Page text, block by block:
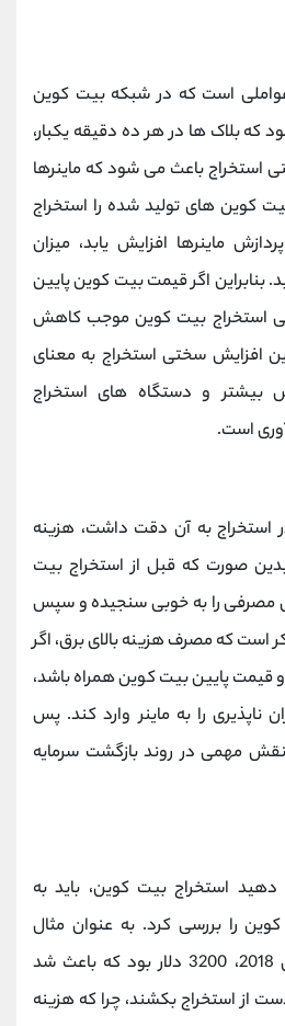
است که در شبکه بیت کوین
بلاک ها در هر ده دقیقه یکبار،
استخراج باعث می شود که ماینرها
کوین های تولید شده را استخراج
ماینرها افزایش یابد، میزان
بنابراین اگر قیمت بیت کوین پایین
استخراج بیت کوین موجب کاهش
افزایش سختی استخراج به معنای
بیشتر و دستگاه های استخراج
است.
استخراج به آن دقت داشت، هزینه
صورت که قبل از استخراج بیت
مصرفی را به خوبی سنجیده و سپس
است که مصرف هزینه بالای برق، اگر
قیمت پایین بیت کوین همراه باشد،
را به ماینر وارد کند. پس
مهمی در روند بازگشت سرمایه
استخراج بیت کوین، باید به
را بررسی کرد. به عنوان مثال
قیمت بیت کوین در سال 2018، 3200 دلار بود که باعث شد
از استخراج بکشند، چرا که هزینه